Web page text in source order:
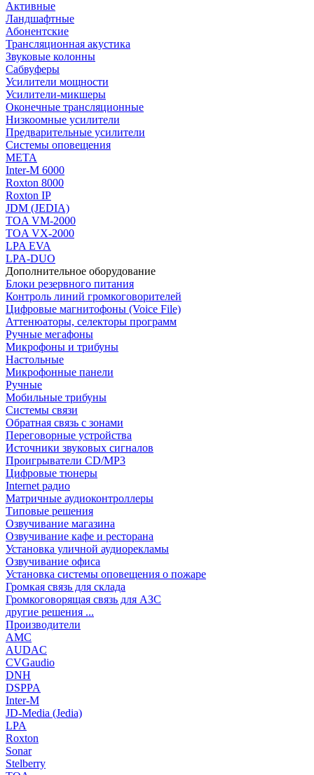
Активные
Ландшафтные
Абонентские
Трансляционная акустика
Звуковые колонны
Сабвуферы
Усилители мощности
Усилители-микшеры
Оконечные трансляционные
Низкоомные усилители
Предварительные усилители
Системы оповещения
МЕТА
Inter-M 6000
Roxton 8000
Roxton IP
JDM (JEDIA)
TOA VM-2000
TOA VX-2000
LPA EVA
LPA-DUO
Дополнительное оборудование
Блоки резервного питания
Контроль линий громкоговорителей
Цифровые магнитофоны (Voice File)
Аттенюаторы, селекторы программ
Ручные мегафоны
Микрофоны и трибуны
Настольные
Микрофонные панели
Ручные
Мобильные трибуны
Системы связи
Обратная связь с зонами
Переговорные устройства
Источники звуковых сигналов
Проигрыватели CD/MP3
Цифровые тюнеры
Internet радио
Матричные аудиоконтроллеры
Типовые решения
Озвучивание магазина
Озвучивание кафе и ресторана
Установка уличной аудиорекламы
Озвучивание офиса
Установка системы оповещения о пожаре
Громкая связь для склада
Громкоговорящая связь для АЗС
другие решения ...
Производители
AMC
AUDAC
CVGaudio
DNH
DSPPA
Inter-M
JD-Media (Jedia)
LPA
Roxton
Sonar
Stelberry